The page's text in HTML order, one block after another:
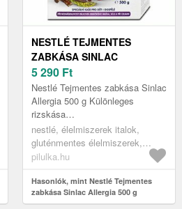
NESTLÉ TEJMENTES
ZABKÁSA SINLAC
ALLERGIA 500 G
5 290 Ft
Nestlé Tejmentes zabkása Sinlac
Allergia 500 g Különleges
rizskása
szentjánoskenyérliszttel,
tehéntejfehérje- és
szójaintolerancia, valamint
nestlé, élelmiszerek italok,
gluténmentes élelmiszerek,
gluténmentes gabonakásák
pilulka.hu
Hasonlók, mint Nestlé Tejmentes
zabkása Sinlac Allergia 500 g